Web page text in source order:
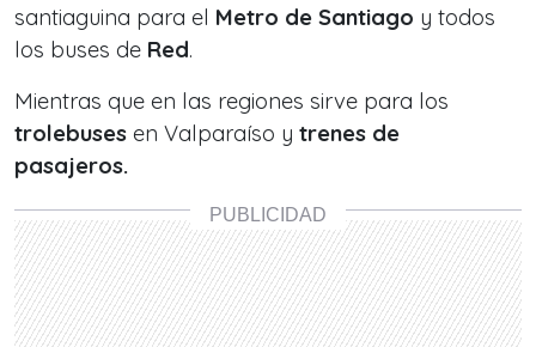
santiaguina para el Metro de Santiago y todos
los buses de Red.
Mientras que en las regiones sirve para los
trolebuses en Valparaíso y trenes de
pasajeros.